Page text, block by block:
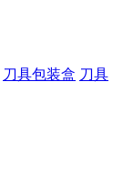
刀具包装盒 刀具